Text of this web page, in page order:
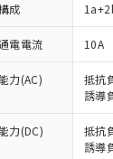
成
電電流 10A
力(AC)
抵抗
誘導
力(DC)
抵抗
誘導
RoHS指令（10
た製品が提供可
品に切り替える